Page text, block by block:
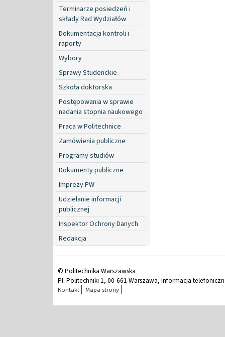
Terminarze posiedzeń i
składy Rad Wydziałów
Dokumentacja kontroli i
raporty
Wybory
Sprawy Studenckie
Szkoła doktorska
Postępowania w sprawie
nadania stopnia naukowego
Praca w Politechnice
Zamówienia publiczne
Programy studiów
Dokumenty publiczne
Imprezy PW
Udzielanie informacji
publicznej
Inspektor Ochrony Danych
Redakcja
© Politechnika Warszawska
Pl. Politechniki 1, 00-661 Warszawa, Informacja
Kontakt Mapa strony